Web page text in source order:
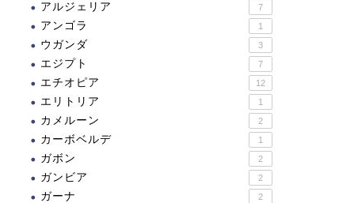
アルジェリア 7
アンゴラ 1
ウガンダ 3
エジプト 7
エチオピア 12
エリトリア 1
カメルーン 2
カーボベルデ 1
ガボン 2
ガンビア 2
ガーナ 2